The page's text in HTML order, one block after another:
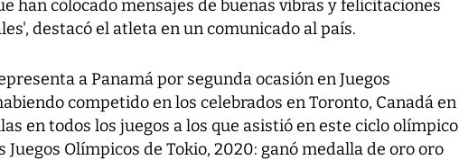
han colocado mensajes de buenas vibras y felicitaciones
destacó el atleta en un comunicado al país.
a Panamá por segunda ocasión en Juegos
competido en los celebrados en Toronto, Canadá en
en todos los juegos a los que asistió en este ciclo olímpico
Juegos Olímpicos de Tokio, 2020: ganó medalla de oro oro